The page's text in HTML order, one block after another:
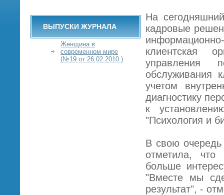
На
кадровые
клиентская
управления
обслуживания
учетом
диагностику
к
"Психология и
В свою очередь
отметила,
больше
"Вместе мы
результат", -
ВЫПУСКИ ЖУРНАЛА
Женщина в
современном мире
(№19 от 26.02.2010.)